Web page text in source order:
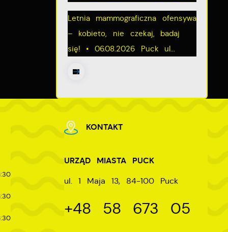
Letnia mammograficzna ofensywa
– kobieto, nie czekaj, badaj
się! • 06.08.2026 Puck ul...
KONTAKT
URZĄD MIASTA PUCK
ul. 1 Maja 13, 84-100 Puck
+48 58 673 05